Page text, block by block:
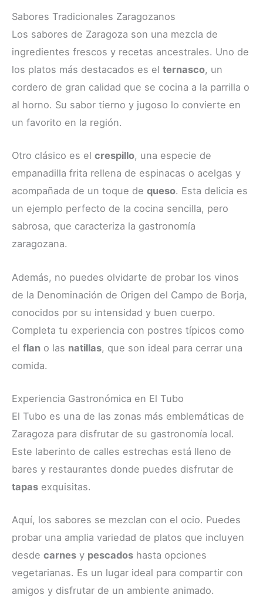
Sabores Tradicionales Zaragozanos
Los sabores de Zaragoza son una mezcla de
ingredientes frescos y recetas ancestrales. Uno de
los platos más destacados es el ternasco, un
cordero de gran calidad que se cocina a la parrilla o
al horno. Su sabor tierno y jugoso lo convierte en
un favorito en la región.
Otro clásico es el crespillo, una especie de
empanadilla frita rellena de espinacas o acelgas y
acompañada de un toque de queso. Esta delicia es
un ejemplo perfecto de la cocina sencilla, pero
sabrosa, que caracteriza la gastronomía
zaragozana.
Además, no puedes olvidarte de probar los vinos
de la Denominación de Origen del Campo de Borja,
conocidos por su intensidad y buen cuerpo.
Completa tu experiencia con postres típicos como
el flan o las natillas, que son ideal para cerrar una
comida.
Experiencia Gastronómica en El Tubo
El Tubo es una de las zonas más emblemáticas de
Zaragoza para disfrutar de su gastronomía local.
Este laberinto de calles estrechas está lleno de
bares y restaurantes donde puedes disfrutar de
tapas exquisitas.
Aquí, los sabores se mezclan con el ocio. Puedes
probar una amplia variedad de platos que incluyen
desde carnes y pescados hasta opciones
vegetarianas. Es un lugar ideal para compartir con
amigos y disfrutar de un ambiente animado.